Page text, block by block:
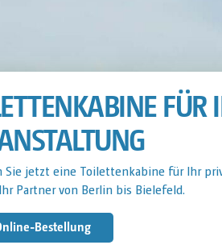
FÜR
Sie jetzt eine Toilettenkabine für Ihre
Partner von Berlin bis Bielefeld.